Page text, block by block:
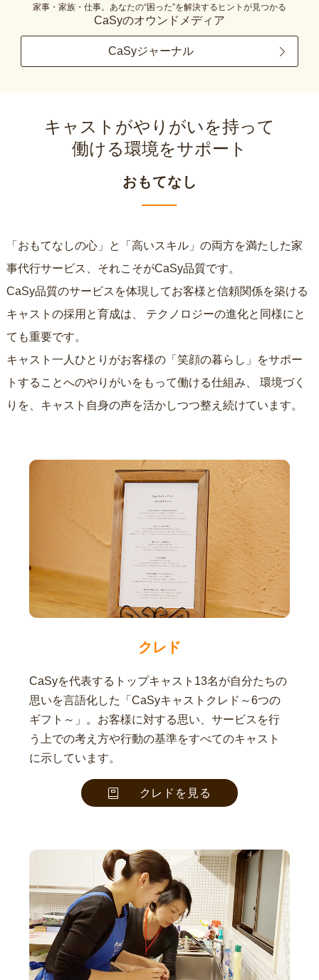
家事・家族・仕事。あなたの“困った”を解決するヒントが見つかる
CaSyのオウンドメディア
CaSyジャーナル
キャストがやりがいを持って
働ける環境をサポート
おもてなし
「おもてなしの心」と「高いスキル」の両方を満たした家
事代行サービス、それこそがCaSy品質です。
CaSy品質のサービスを体現してお客様と信頼関係を築ける
キャストの採用と育成は、
ても重要です。
キャスト一人ひとりがお客様の「笑顔の暮らし」をサポー
トすることへのやりがいをもって働ける仕組み、
りを、キャスト自身の声を活かしつつ整え続けています。
クレド
CaSyを代表するトップキャスト13名が自分たちの
思いを言語化した「CaSyキャストクレド～6つの
ギフト～」。お客様に対する思い、サービスを行
う上での考え方や行動の基準をすべてのキャスト
に示しています。
クレドを見る